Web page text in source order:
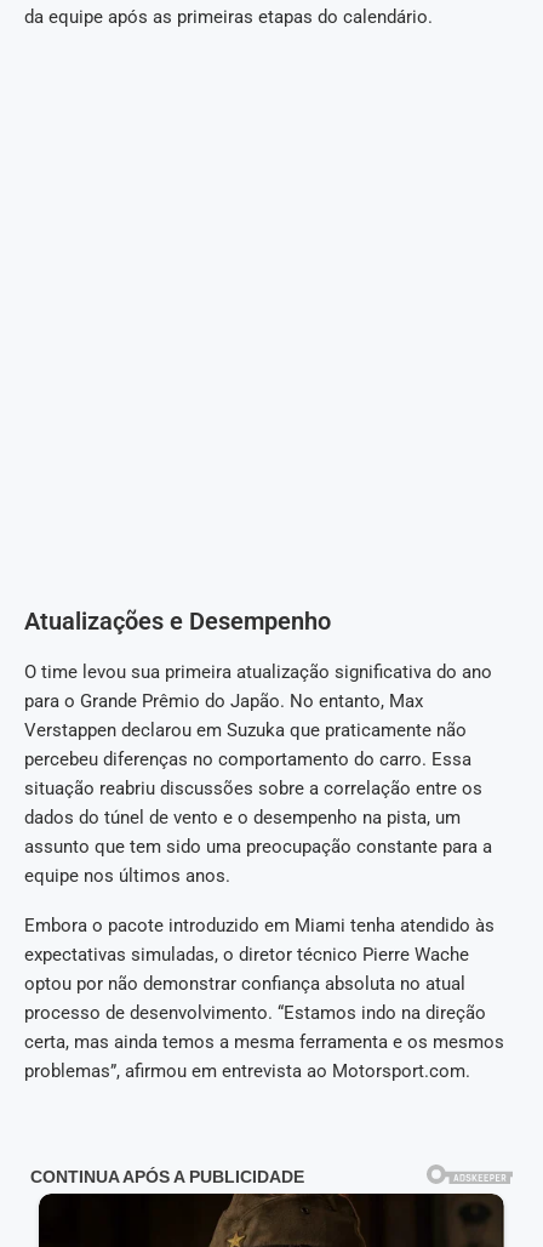
da equipe após as primeiras etapas do calendário.
Atualizações e Desempenho
O time levou sua primeira atualização significativa do ano
para o Grande Prêmio do Japão. No entanto, Max
Verstappen declarou em Suzuka que praticamente não
percebeu diferenças no comportamento do carro. Essa
situação reabriu discussões sobre a correlação entre os
dados do túnel de vento e o desempenho na pista, um
assunto que tem sido uma preocupação constante para a
equipe nos últimos anos.
Embora o pacote introduzido em Miami tenha atendido às
expectativas simuladas, o diretor técnico Pierre Wache
optou por não demonstrar confiança absoluta no atual
processo de desenvolvimento. “Estamos indo na direção
certa, mas ainda temos a mesma ferramenta e os mesmos
problemas”, afirmou em entrevista ao Motorsport.com.